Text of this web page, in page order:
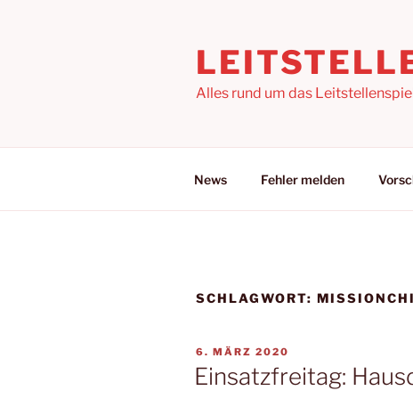
Alles rund um das
News Fehler melden
SCHLAGWORT:
VERÖFFENTLICHT
AM
6. MÄRZ 2020
Einsatzfreitag: